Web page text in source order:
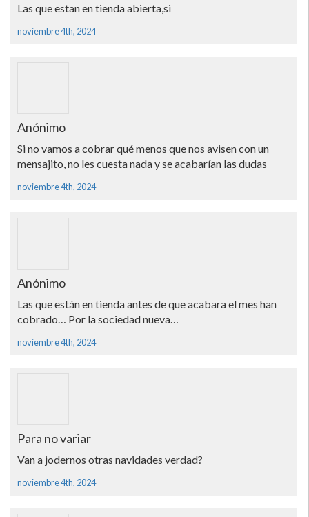
Las que estan en tienda abierta,si
noviembre 4th, 2024
Anónimo
Si no vamos a cobrar qué menos que nos avisen con un
mensajito, no les cuesta nada y se acabarían las dudas
noviembre 4th, 2024
Anónimo
Las que están en tienda antes de que acabara el mes han
cobrado… Por la sociedad nueva…
noviembre 4th, 2024
Para no variar
Van a jodernos otras navidades verdad?
noviembre 4th, 2024